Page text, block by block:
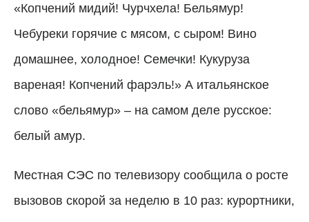
«Копчений мидий! Чурчхела! Бельямур!
Чебуреки горячие с мясом, с сыром! Вино
домашнее, холодное! Семечки! Кукуруза
вареная! Копчений фарэль!» А итальянское
слово «бельямур» – на самом деле русское:
белый амур.
Местная СЭС по телевизору сообщила о росте
вызовов скорой за неделю в 10 раз: курортники,